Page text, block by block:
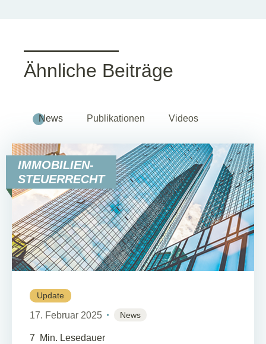
Ähnliche Beiträge
News Publikationen Videos
IMMOBILIEN-
STEUERRECHT
Update
17. Februar 2025 News
7 Min. Lesedauer